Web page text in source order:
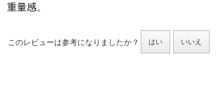
重量感。
このレビューは参考になりましたか？ はい いいえ